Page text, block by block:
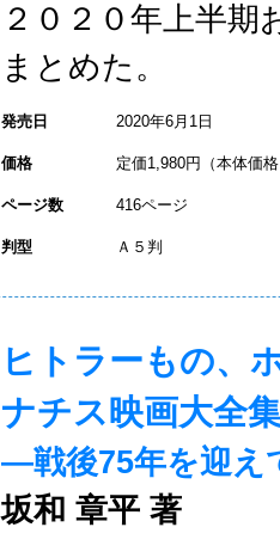
２０２０年上半期
まとめた。
発売日 2020年6月1日
価格 定価1,980円（本体価
ページ数 416ページ
判型 Ａ５判
ヒトラーもの、
ナチス映画大全
―戦後75年を迎
坂和 章平 著